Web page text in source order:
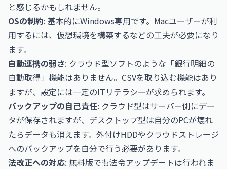
と感じるかもしれません。
OSの制約: 基本的にWindows専用です。Macユーザーが利
用するには、仮想環境を構築するなどの工夫が必要になり
ます。
自動連携の弱さ: クラウド型ソフトのような「銀行明細の
自動取得」機能はありません。CSVを取り込む機能はあり
ますが、設定には一定のITリテラシーが求められます。
バックアップの自己責任: クラウド型はサーバー側にデー
タが保存されますが、デスクトップ型は自分のPCが壊れ
たらデータも消えます。外付けHDDやクラウドストレージ
へのバックアップを自分で行う必要があります。
法改正への対応: 無料版でも法令アップデートは行われま